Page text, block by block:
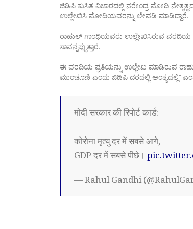
ಜಿಡಿಪಿ ಕುಸಿತ ವಿಚಾರದಲ್ಲಿ ನರೇಂದ್ರ ಮೋದಿ
ಉಲ್ಲೇಖಿಸಿ ಮೋದಿಯವರನ್ನು ಲೇವಡಿ ಮಾಡಿದ್ದಾರೆ.
ರಾಹುಲ್‌ ಗಾಂಧಿಯವರು ಉಲ್ಲೇಖಿಸಿರುವ ವರದಿಯ
ಸಾವನ್ನಪ್ಪುತ್ತಾರೆ.
ಈ ವರದಿಯ ಪ್ರತಿಯನ್ನು ಉಲ್ಲೇಖ ಮಾಡಿರುವ
ಮುಂಚೂಣಿ ಎಂದು ಜಿಡಿಪಿ ದರದಲ್ಲಿ ಅಂತ್ಯದಲ್ಲಿ”
मोदी सरकार की रिपोर्ट कार्ड:
कोरोना मृत्यु दर में सबसे आगे,
GDP दर में सबसे पीछे।
— Rahul Gandhi